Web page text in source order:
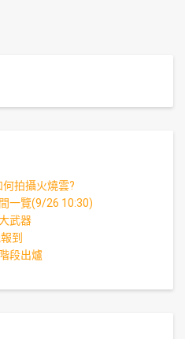
拍攝火燒雲?
一覽(9/26 10:30)
武器
到
段出爐